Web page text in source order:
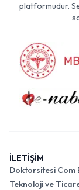
platformudur.
İLETİŞİM
Doktorsitesi Com
Teknoloji ve